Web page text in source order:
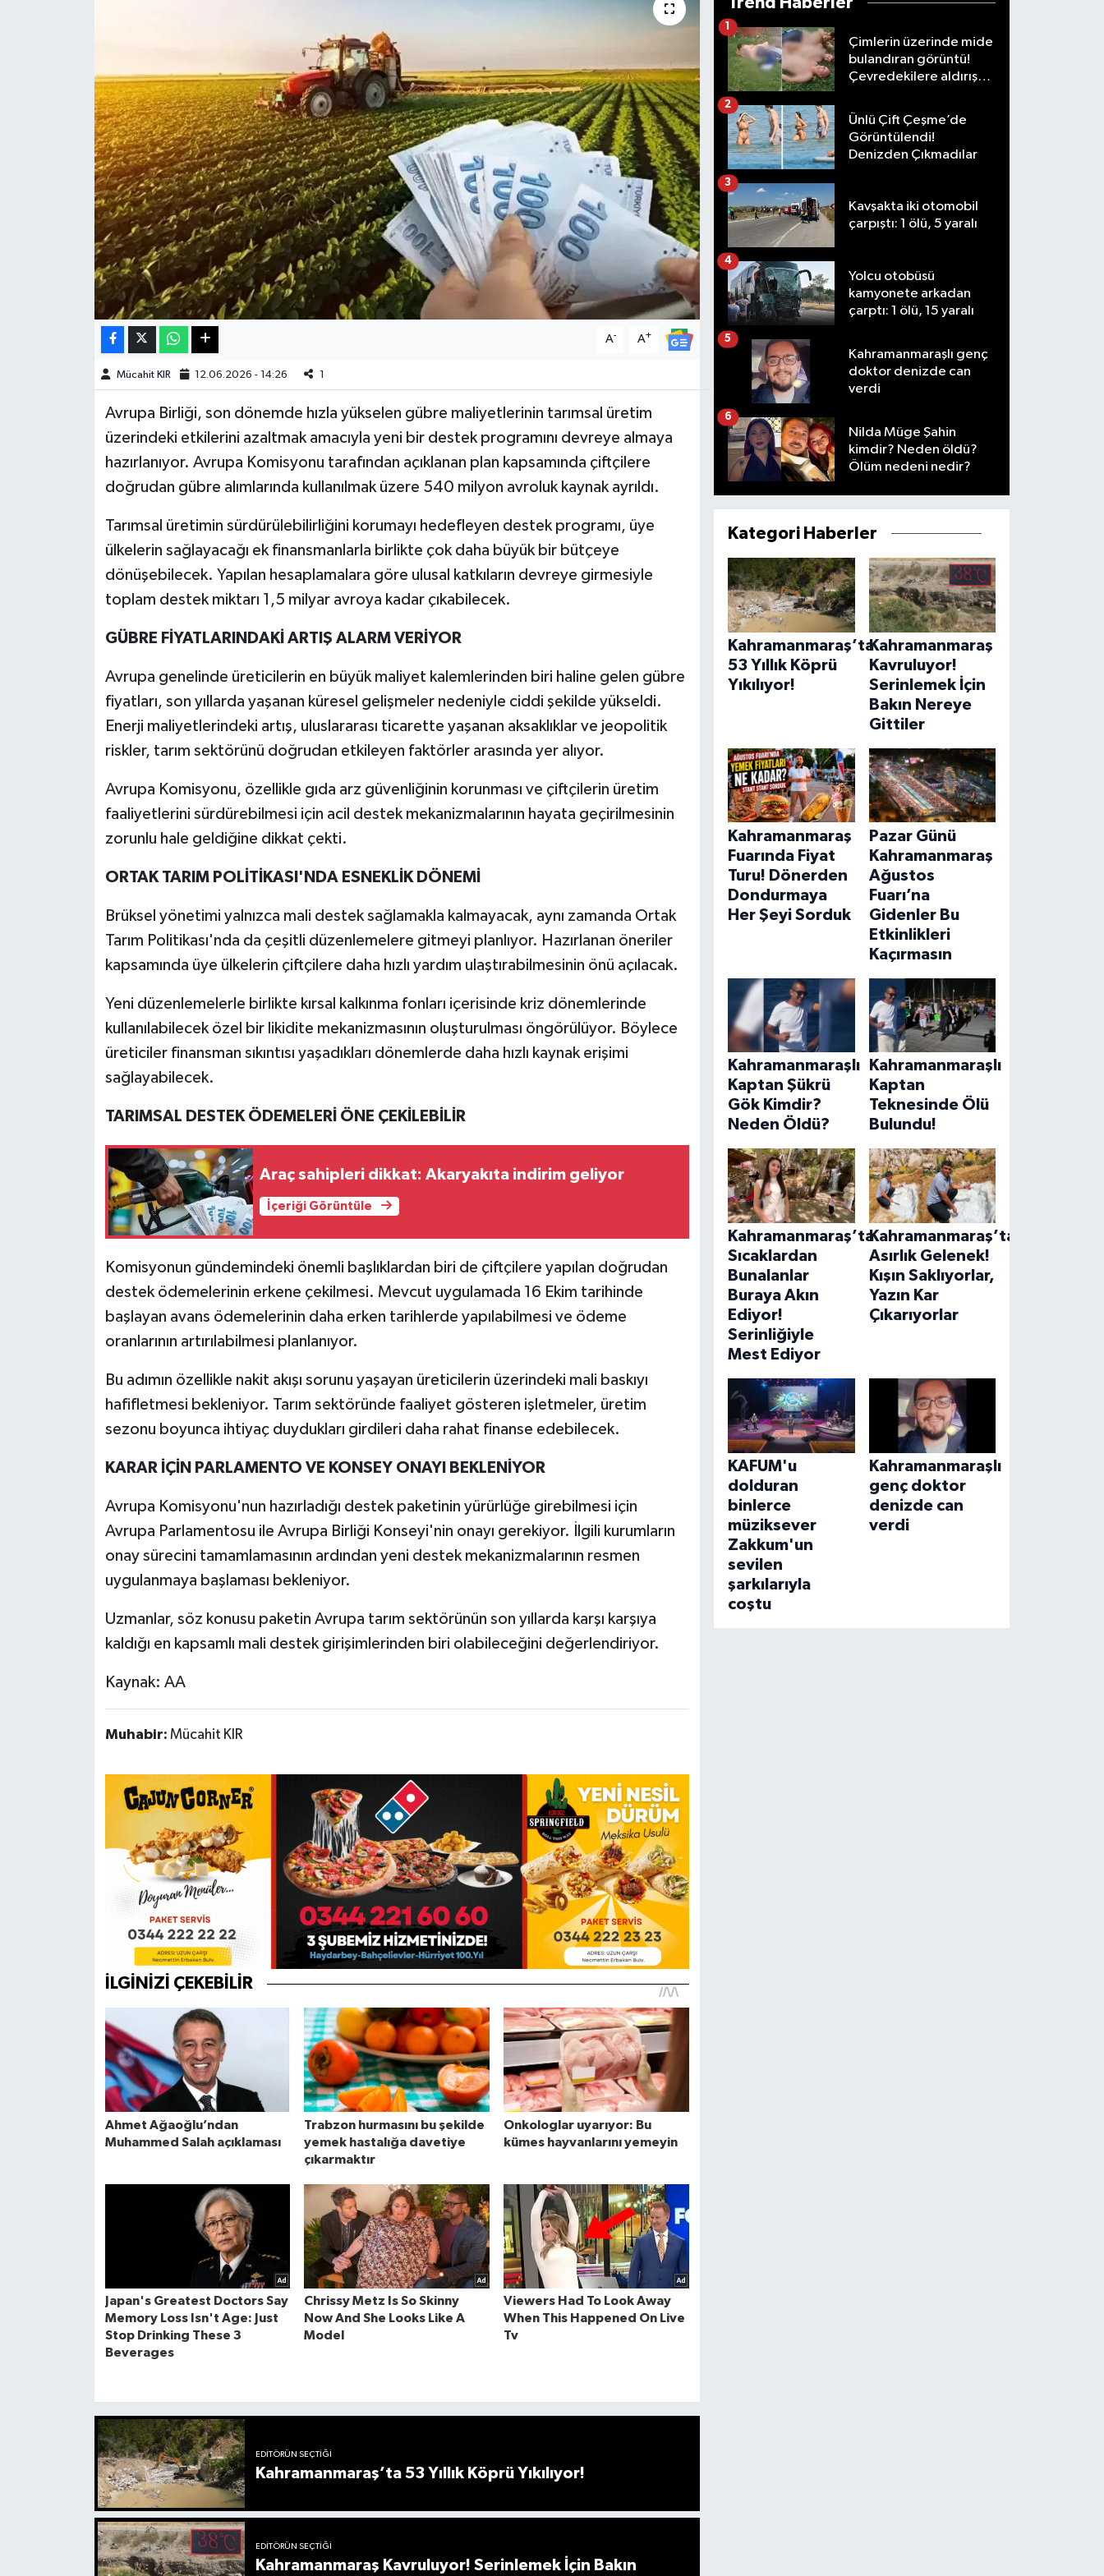
A- A+
Mücahit KIR 12.06.2026 - 14:26 1
Avrupa Birliği, son dönemde hızla yükselen gübre maliyetlerinin tarımsal üretim
üzerindeki etkilerini azaltmak amacıyla yeni bir destek programını devreye almaya
hazırlanıyor. Avrupa Komisyonu tarafından açıklanan plan kapsamında çiftçilere
doğrudan gübre alımlarında kullanılmak üzere 540 milyon avroluk kaynak ayrıldı.
Tarımsal üretimin sürdürülebilirliğini korumayı hedefleyen destek programı, üye
ülkelerin sağlayacağı ek finansmanlarla birlikte çok daha büyük bir bütçeye
dönüşebilecek. Yapılan hesaplamalara göre ulusal katkıların devreye girmesiyle
toplam destek miktarı 1,5 milyar avroya kadar çıkabilecek.
GÜBRE FİYATLARINDAKİ ARTIŞ ALARM VERİYOR
Avrupa genelinde üreticilerin en büyük maliyet kalemlerinden biri haline gelen gübre
fiyatları, son yıllarda yaşanan küresel gelişmeler nedeniyle ciddi şekilde yükseldi.
Enerji maliyetlerindeki artış, uluslararası ticarette yaşanan aksaklıklar ve jeopolitik
riskler, tarım sektörünü doğrudan etkileyen faktörler arasında yer alıyor.
Avrupa Komisyonu, özellikle gıda arz güvenliğinin korunması ve çiftçilerin üretim
faaliyetlerini sürdürebilmesi için acil destek mekanizmalarının hayata geçirilmesinin
zorunlu hale geldiğine dikkat çekti.
ORTAK TARIM POLİTİKASI'NDA ESNEKLİK DÖNEMİ
Brüksel yönetimi yalnızca mali destek sağlamakla kalmayacak, aynı zamanda Ortak
Tarım Politikası'nda da çeşitli düzenlemelere gitmeyi planlıyor. Hazırlanan öneriler
kapsamında üye ülkelerin çiftçilere daha hızlı yardım ulaştırabilmesinin önü açılacak.
Yeni düzenlemelerle birlikte kırsal kalkınma fonları içerisinde kriz dönemlerinde
kullanılabilecek özel bir likidite mekanizmasının oluşturulması öngörülüyor. Böylece
üreticiler finansman sıkıntısı yaşadıkları dönemlerde daha hızlı kaynak erişimi
sağlayabilecek.
TARIMSAL DESTEK ÖDEMELERİ ÖNE ÇEKİLEBİLİR
Araç sahipleri dikkat: Akaryakıta indirim geliyor
İçeriği Görüntüle
Komisyonun gündemindeki önemli başlıklardan biri de çiftçilere yapılan doğrudan
destek ödemelerinin erkene çekilmesi. Mevcut uygulamada 16 Ekim tarihinde
başlayan avans ödemelerinin daha erken tarihlerde yapılabilmesi ve ödeme
oranlarının artırılabilmesi planlanıyor.
Bu adımın özellikle nakit akışı sorunu yaşayan üreticilerin üzerindeki mali baskıyı
hafifletmesi bekleniyor. Tarım sektöründe faaliyet gösteren işletmeler, üretim
sezonu boyunca ihtiyaç duydukları girdileri daha rahat finanse edebilecek.
KARAR İÇİN PARLAMENTO VE KONSEY ONAYI BEKLENİYOR
Avrupa Komisyonu'nun hazırladığı destek paketinin yürürlüğe girebilmesi için
Avrupa Parlamentosu ile Avrupa Birliği Konseyi'nin onayı gerekiyor. İlgili kurumların
onay sürecini tamamlamasının ardından yeni destek mekanizmalarının resmen
uygulanmaya başlaması bekleniyor.
Uzmanlar, söz konusu paketin Avrupa tarım sektörünün son yıllarda karşı karşıya
kaldığı en kapsamlı mali destek girişimlerinden biri olabileceğini değerlendiriyor.
Kaynak: AA
Muhabir: Mücahit KIR
EDITÖRÜN SEÇTIĞI
Kahramanmaraş’ta 53 Yıllık Köprü Yıkılıyor!
EDITÖRÜN SEÇTIĞI
Kahramanmaraş Kavruluyor! Serinlemek İçin Bakın
Çimlerin üzerinde mide
bulandıran görüntü!
Çevredekilere aldırış
1
Ünlü Çift Çeşme’de
Görüntülendi!
Denizden Çıkmadılar
2
Kavşakta iki otomobil
çarpıştı: 1 ölü, 5 yaralı
3
Yolcu otobüsü
kamyonete arkadan
çarptı: 1 ölü, 15 yaralı
4
Kahramanmaraşlı genç
doktor denizde can
verdi
5
Nilda Müge Şahin
kimdir? Neden öldü?
Ölüm nedeni nedir?
6
Kategori Haberler
Kahramanmaraş’ta
53 Yıllık Köprü
Yıkılıyor!
Kahramanmaraş
Kavruluyor!
Serinlemek İçin
Bakın Nereye
Gittiler
Kahramanmaraş
Fuarında Fiyat
Turu! Dönerden
Dondurmaya
Her Şeyi Sorduk
Pazar Günü
Kahramanmaraş
Ağustos
Fuarı’na
Gidenler Bu
Etkinlikleri
Kaçırmasın
Kahramanmaraşlı
Kaptan Şükrü
Gök Kimdir?
Neden Öldü?
Kahramanmaraşlı
Kaptan
Teknesinde Ölü
Bulundu!
Kahramanmaraş’ta
Sıcaklardan
Bunalanlar
Buraya Akın
Ediyor!
Serinliğiyle
Mest Ediyor
Kahramanmaraş’ta
Asırlık Gelenek!
Kışın Saklıyorlar,
Yazın Kar
Çıkarıyorlar
KAFUM'u
dolduran
binlerce
müziksever
Zakkum'un
sevilen
şarkılarıyla
coştu
Kahramanmaraşlı
genç doktor
denizde can
verdi
Kültür Sanat
Magazin
Manşet Altı
Manşetler
Resmi İlan
KAHRAMANMARAŞ